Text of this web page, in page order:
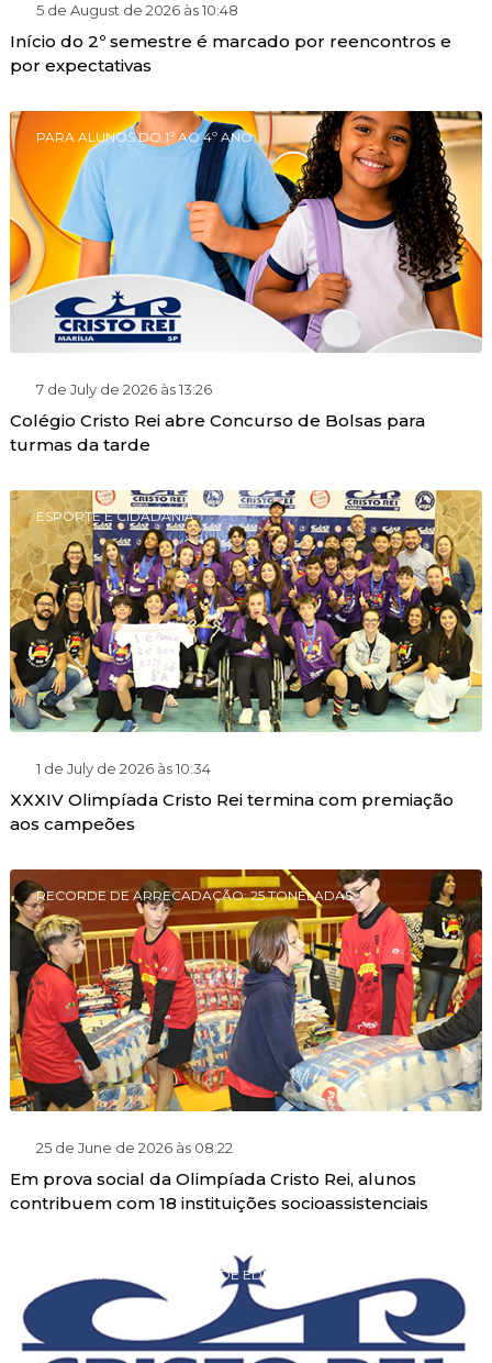
5 de August de 2026 às 10:48
Início do 2º semestre é marcado por reencontros e
por expectativas
PARA ALUNOS DO 1º AO 4º ANO
7 de July de 2026 às 13:26
Colégio Cristo Rei abre Concurso de Bolsas para
turmas da tarde
ESPORTE E CIDADANIA
1 de July de 2026 às 10:34
XXXIV Olimpíada Cristo Rei termina com premiação
aos campeões
RECORDE DE ARRECADAÇÃO: 25 TONELADAS
25 de June de 2026 às 08:22
Em prova social da Olimpíada Cristo Rei, alunos
contribuem com 18 instituições socioassistenciais
PROGRAMA DE GRATUIDADE EDUCACIONAL